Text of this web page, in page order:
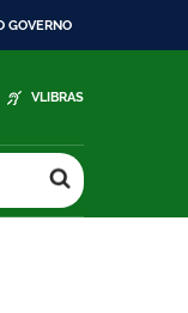
GOVERNO
VLIBRAS